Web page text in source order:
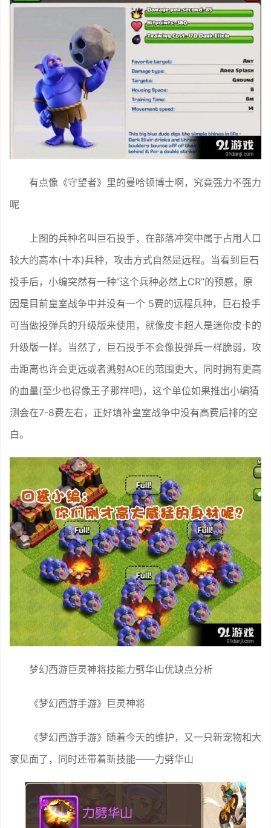
有点像《守望者》里的曼哈顿博士啊，究竟强力不强力
呢
上图的兵种名叫巨石投手，在部落冲突中属于占用人口
较大的高本(十本)兵种，攻击方式自然是远程。当看到巨石
投手后，小编突然有一种“这个兵种必然上CR”的预感，原
因是目前皇室战争中并没有一个 5费的远程兵种，巨石投手
可当做投弹兵的升级版来使用，就像皮卡超人是迷你皮卡的
升级版一样。当然了，巨石投手不会像投弹兵一样脆弱，攻
击距离也许会更远或者溅射AOE的范围更大，同时拥有更高
的血量(至少也得像王子那样吧)，这个单位如果推出小编猜
测会在7-8费左右，正好填补皇室战争中没有高费后排的空
白。
梦幻西游巨灵神将技能力劈华山优缺点分析
《梦幻西游手游》巨灵神将
《梦幻西游手游》随着今天的维护，又一只新宠物和大
家见面了，同时还带着新技能——力劈华山